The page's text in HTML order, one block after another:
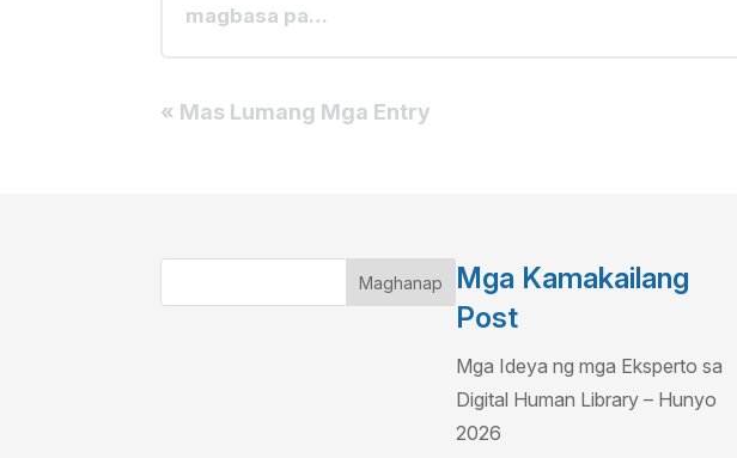
magbasa pa…
« Mas Lumang Mga Entry
Maghanap
Mga Kamakailang
Post
Mga Ideya ng mga Eksperto sa
Digital Human Library – Hunyo
2026